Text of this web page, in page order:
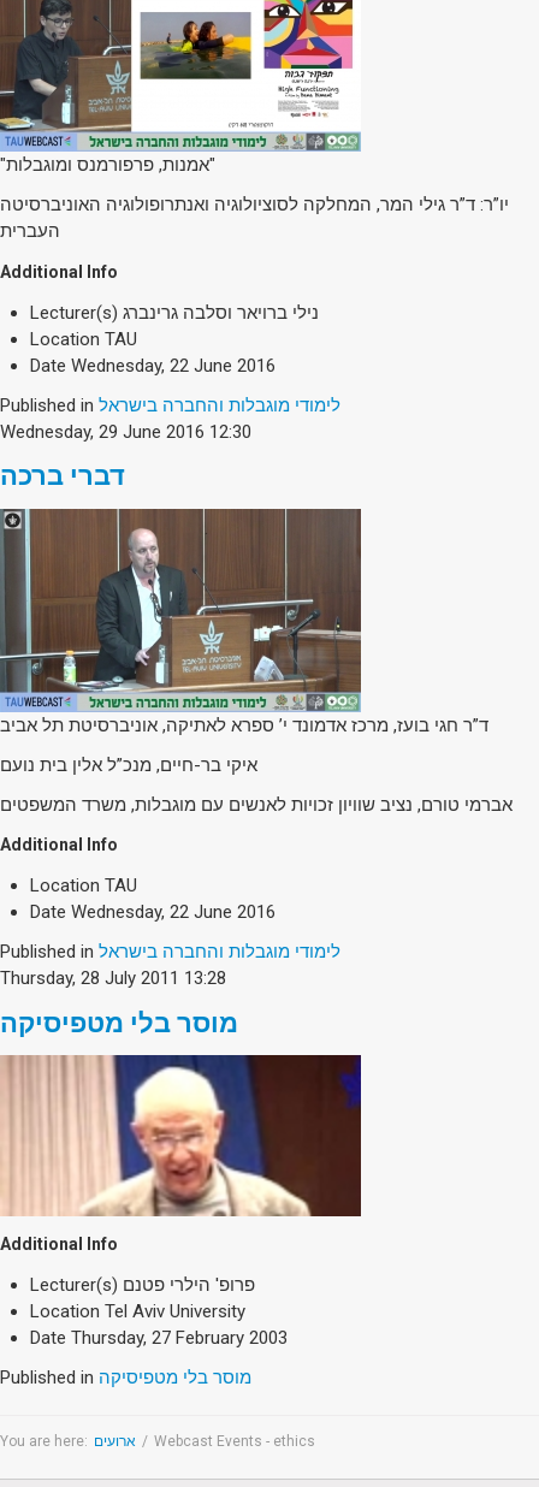
"אמנות, פרפורמנס ומוגבלות"
יו”ר: ד”ר גילי המר, המחלקה לסוציולוגיה ואנתרופולוגיה האוניברסיטה
העברית
Additional Info
Lecturer(s) נילי ברויאר וסלבה גרינברג
Location TAU
Date Wednesday, 22 June 2016
Published in לימודי מוגבלות והחברה בישראל
Wednesday, 29 June 2016 12:30
דברי ברכה
ד”ר חגי בועז, מרכז אדמונד י’ ספרא לאתיקה, אוניברסיטת תל אביב
איקי בר-חיים, מנכ”ל אלין בית נועם
אברמי טורם, נציב שוויון זכויות לאנשים עם מוגבלות, משרד המשפטים
Additional Info
Location TAU
Date Wednesday, 22 June 2016
Published in לימודי מוגבלות והחברה בישראל
Thursday, 28 July 2011 13:28
מוסר בלי מטפיסיקה
Additional Info
Lecturer(s) פרופ' הילרי פטנם
Location Tel Aviv University
Date Thursday, 27 February 2003
Published in מוסר בלי מטפיסיקה
You are here: ארועים / Webcast Events - ethics